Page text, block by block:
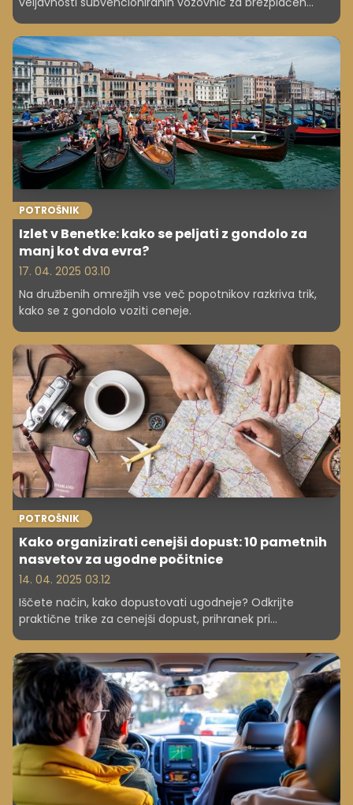
prevoz za upokojence in druge upravičence.
POTROŠNIK
Izlet v Benetke: kako se peljati z gondolo za
manj kot dva evra?
17. 04. 2025 03.10
Na družbenih omrežjih vse več popotnikov razkriva trik,
kako se z gondolo voziti ceneje.
POTROŠNIK
Kako organizirati cenejši dopust: 10 pametnih
nasvetov za ugodne počitnice
14. 04. 2025 03.12
Iščete način, kako dopustovati ugodneje? Odkrijte
praktične trike za cenejši dopust, prihranek pri
prenočiščih, prevozih in hrani. Nasveti, ki res delujejo!